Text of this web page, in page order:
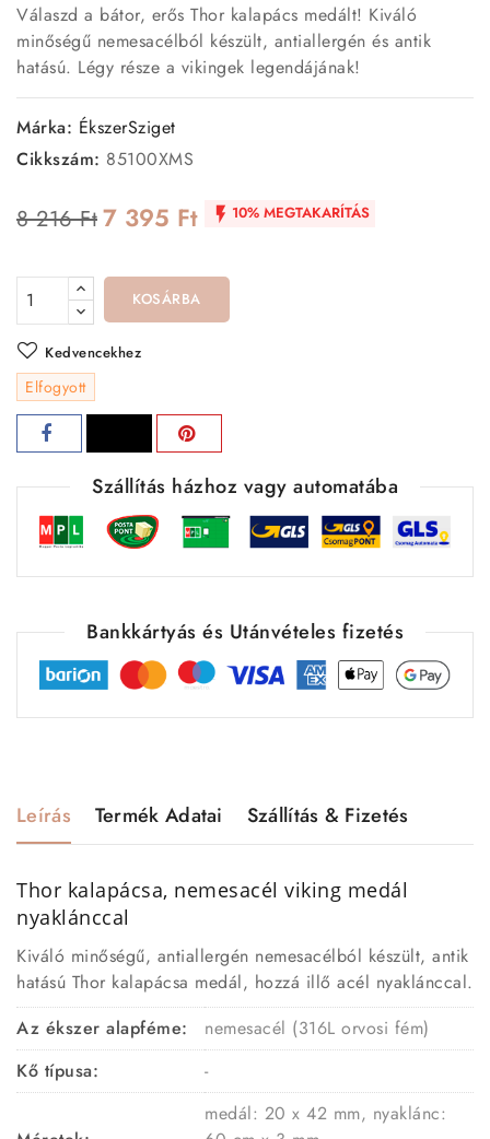
Válaszd a bátor, erős Thor kalapács medált! Kiváló
minőségű nemesacélból készült, antiallergén és antik
hatású. Légy része a vikingek legendájának!
Márka: ÉkszerSziget
Cikkszám: 85100XMS
8 216 Ft7 395 Ft  10% MEGTAKARÍTÁS
KOSÁRBA
Kedvencekhez
Elfogyott
Szállítás házhoz vagy automatába
Bankkártyás és Utánvételes fizetés
Leírás Termék Adatai Szállítás & Fizetés
Thor kalapácsa, nemesacél viking medál
nyaklánccal
Kiváló minőségű, antiallergén nemesacélból készült, antik
hatású Thor kalapácsa medál, hozzá illő acél nyaklánccal.
Az ékszer alapféme:
nemesacél (316L orvosi fém)
Kő típusa:
-
medál: 20 x 42 mm, nyaklánc: